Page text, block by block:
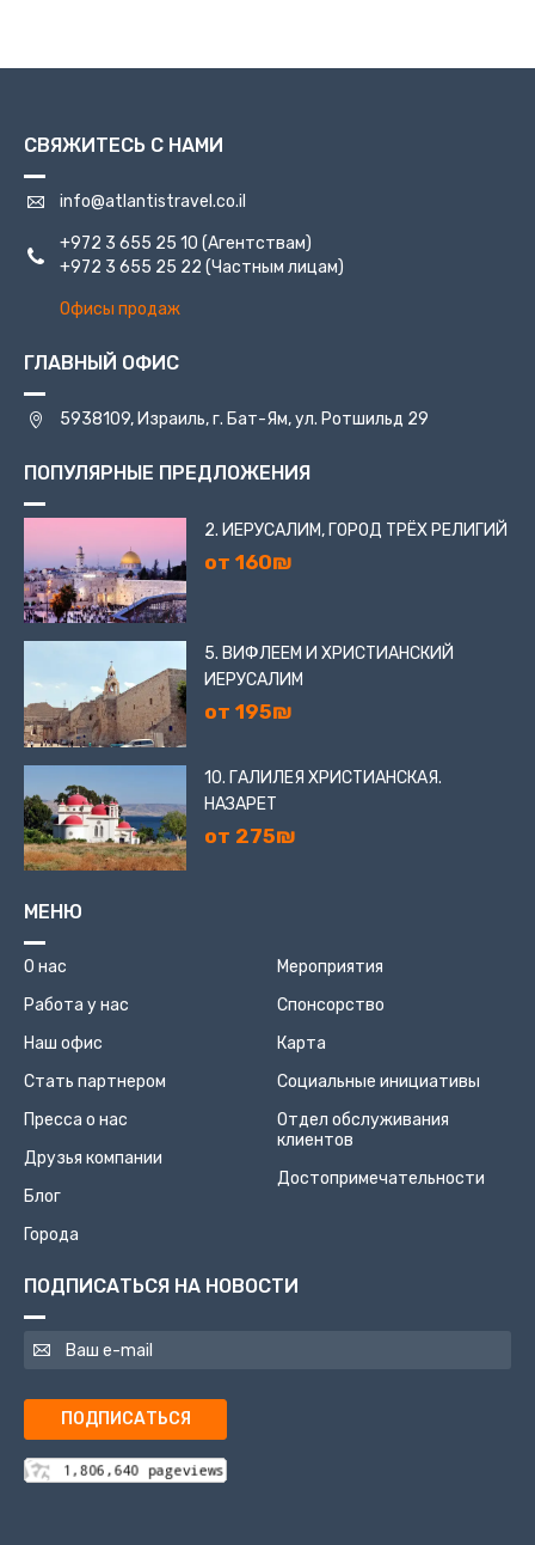
СВЯЖИТЕСЬ С НАМИ
info@atlantistravel.co.il
+972 3 655 25 10 (Агентствам)
+972 3 655 25 22 (Частным лицам)
Офисы продаж
ГЛАВНЫЙ ОФИС
5938109, Израиль, г. Бат-Ям, ул. Ротшильд 29
ПОПУЛЯРНЫЕ ПРЕДЛОЖЕНИЯ
2. ИЕРУСАЛИМ, ГОРОД ТРЁХ РЕЛИГИЙ
от 160₪
5. ВИФЛЕЕМ И ХРИСТИАНСКИЙ
ИЕРУСАЛИМ
от 195₪
10. ГАЛИЛЕЯ ХРИСТИАНСКАЯ.
НАЗАРЕТ
от 275₪
МЕНЮ
О нас
Работа у нас
Наш офис
Стать партнером
Пресса о нас
Друзья компании
Блог
Города
Мероприятия
Спонсорство
Карта
Социальные инициативы
Отдел обслуживания
клиентов
Достопримечательности
ПОДПИСАТЬСЯ НА НОВОСТИ
ПОДПИСАТЬСЯ